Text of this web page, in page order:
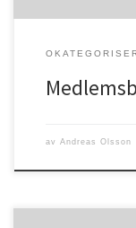
av Andreas Olsson